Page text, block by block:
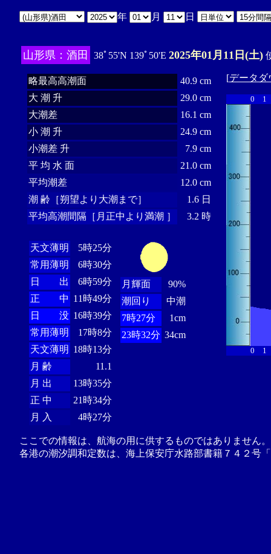
年 月 日
山形県：酒田 38ﾟ55'N 139ﾟ50'E 2025年01月11日(土)
略最高高潮面
40.9 cm
大 潮 升
29.0 cm
大潮差
16.1 cm
小 潮 升
24.9 cm
小潮差 升
7.9 cm
平 均 水 面
21.0 cm
平均潮差
12.0 cm
潮 齢［朔望より大潮まで］
1.6 日
平均高潮間隔［月正中より満潮 ］
3.2 時
天文薄明
5時25分
常用薄明
6時30分
日 出
6時59分
正 中 11時49分
日 没 16時39分
常用薄明
17時8分
天文薄明 18時13分
月 齢
11.1
月 出
13時35分
正 中
21時34分
月 入
4時27分
月輝面
90%
潮回り
中潮
7時27分
1cm
23時32分 34cm
[データダ
0 1
0 1
ここでの情報は、航海の用に供するものではありません
各港の潮汐調和定数は、海上保安庁水路部書籍７４２号